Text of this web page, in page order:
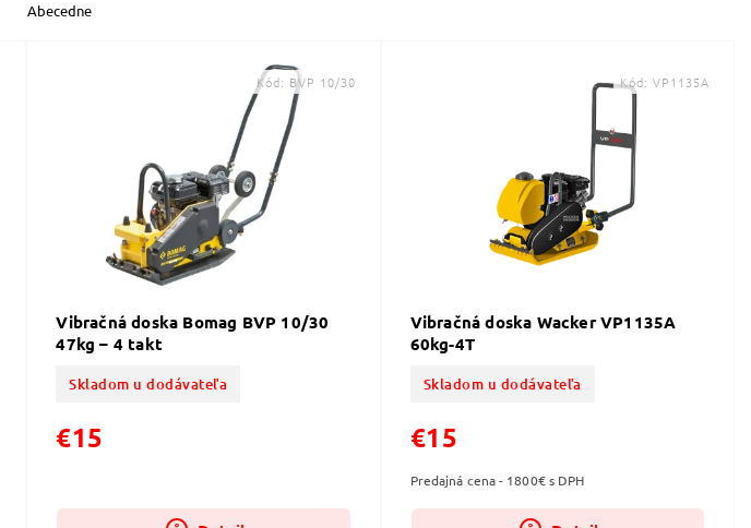
Abecedne
Vibračná doska Bomag BVP 10/30
47kg – 4 takt
Skladom u dodávateľa
€15
Kód: BVP 10/30
Vibračná doska Wacker VP1135A
60kg-4T
Skladom u dodávateľa
€15
Predajná cena - 1800€ s DPH
Kód: VP1135A